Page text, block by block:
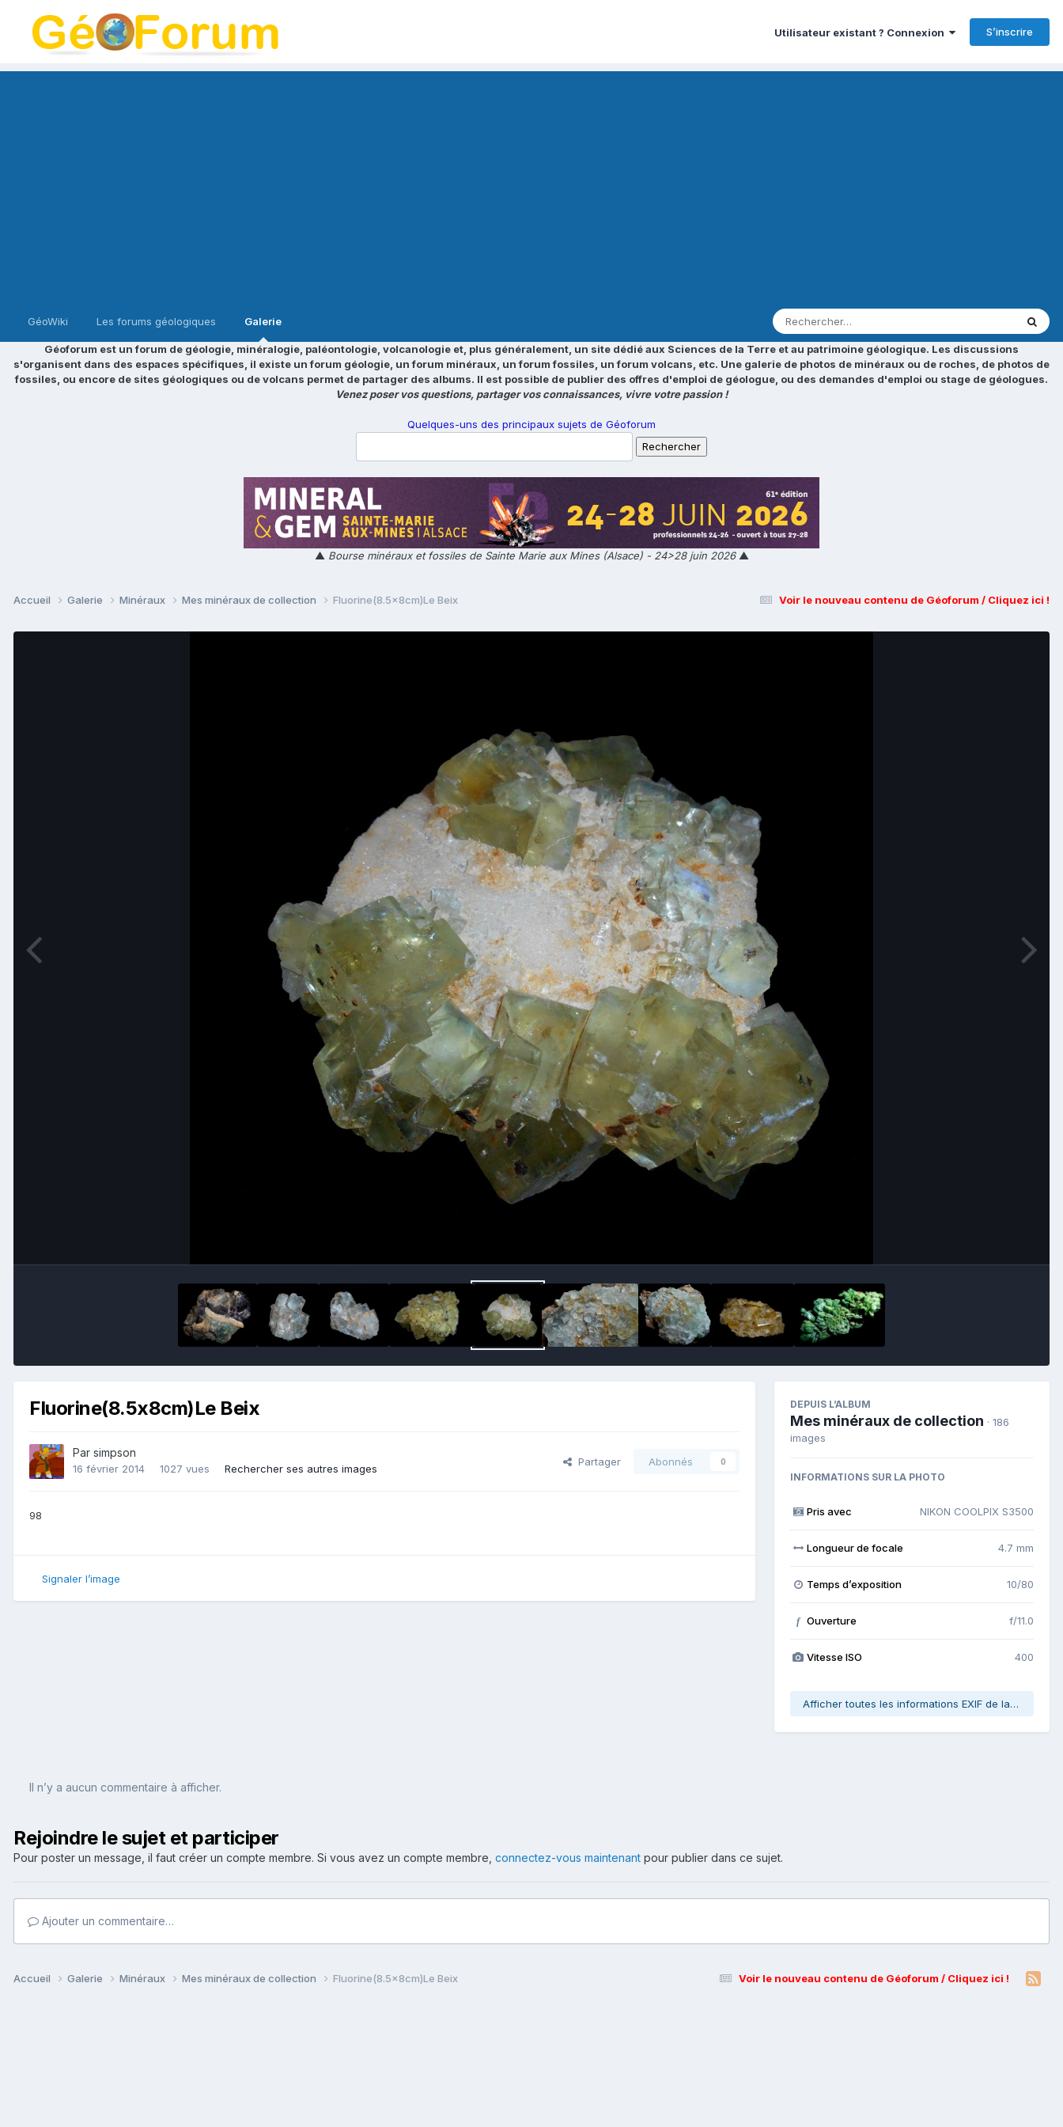
Utilisateur existant ? Connexion S’inscrire
GéoWiki Les forums géologiques Galerie
Géoforum est un forum de géologie, minéralogie, paléontologie, volcanologie et, plus généralement, un site dédié aux Sciences de la Terre et au patrimoine géologique. Les discussions
s'organisent dans des espaces spécifiques, il existe un forum géologie, un forum minéraux, un forum fossiles, un forum volcans, etc. Une galerie de photos de minéraux ou de roches, de photos de
fossiles, ou encore de sites géologiques ou de volcans permet de partager des albums. Il est possible de publier des offres d'emploi de géologue, ou des demandes d'emploi ou stage de géologues.
Venez poser vos questions, partager vos connaissances, vivre votre passion !
Quelques-uns des principaux sujets de Géoforum
▲ Bourse minéraux et fossiles de Sainte Marie aux Mines (Alsace) - 24>28 juin 2026▲
Voir le nouveau contenu de Géoforum / Cliquez ici !
Accueil Galerie Minéraux Mes minéraux de collection Fluorine(8.5x8cm)Le Beix
Fluorine(8.5x8cm)Le Beix
Par simpson
16 février 2014 1027 vues Rechercher ses autres images
Partager Abonnés 0
98
Signaler l’image
DEPUIS L’ALBUM
Mes minéraux de collection · 186
images
INFORMATIONS SUR LA PHOTO
Pris avec NIKON COOLPIX S3500
Longueur de focale 4.7 mm
Temps d’exposition 10/80
f Ouverture f/11.0
Vitesse ISO 400
Afficher toutes les informations EXIF de la photo
Il n’y a aucun commentaire à afficher.
Rejoindre le sujet et participer
Pour poster un message, il faut créer un compte membre. Si vous avez un compte membre, connectez-vous maintenant pour publier dans ce sujet.
Ajouter un commentaire…
Voir le nouveau contenu de Géoforum / Cliquez ici !
Accueil Galerie Minéraux Mes minéraux de collection Fluorine(8.5x8cm)Le Beix